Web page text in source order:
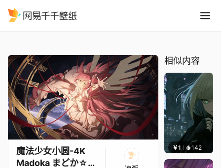
魔法少女小圆-4K
Madoka まどか☆マ
相似内容
￥1 142